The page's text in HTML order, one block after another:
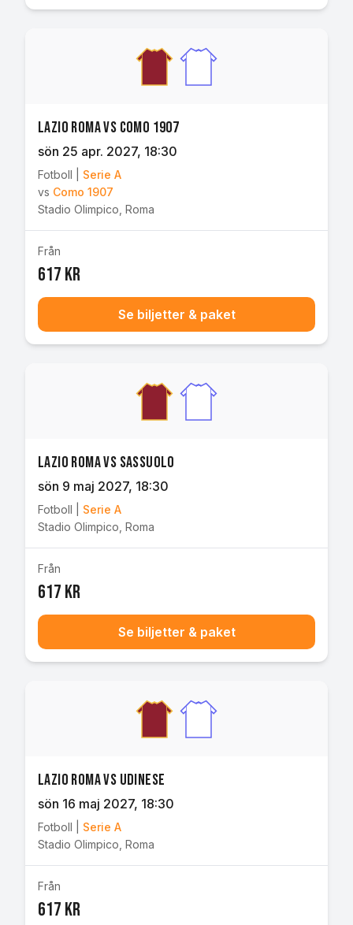
Lazio Roma vs Como 1907
sön 25 apr. 2027, 18:30
Fotboll
Serie A
vs Como 1907
Stadio Olimpico Roma
Från
617 kr
Se biljetter & paket
Lazio Roma vs Sassuolo
sön 9 maj 2027, 18:30
Fotboll
Serie A
Stadio Olimpico Roma
Från
617 kr
Se biljetter & paket
Lazio Roma vs Udinese
sön 16 maj 2027, 18:30
Fotboll
Serie A
Stadio Olimpico Roma
Från
617 kr